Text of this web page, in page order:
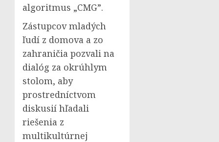
algoritmus „CMG”.
Zástupcov mladých
ľudí z domova a zo
zahraničia pozvali na
dialóg za okrúhlym
stolom, aby
prostredníctvom
diskusií hľadali
riešenia z
multikultúrnej